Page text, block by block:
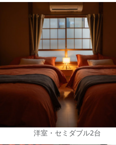
洋室・セミダブル2台